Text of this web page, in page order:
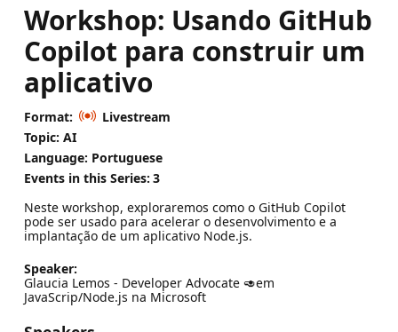
Workshop: Usando GitHub
Copilot para construir um
aplicativo
Format:
Livestream
Topic: AI
Language: Portuguese
Events in this Series: 3
Neste workshop, exploraremos como o GitHub Copilot
pode ser usado para acelerar o desenvolvimento e a
implantação de um aplicativo Node.js.
Speaker:
Glaucia Lemos - Developer Advocate 🥑em
JavaScrip/Node.js na Microsoft